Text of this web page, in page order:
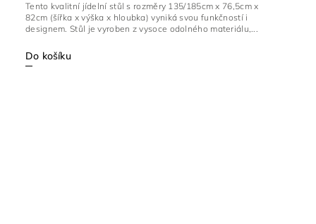
Do košíku
Tento kvalitní jídelní stůl s rozměry 135/185cm x 76,5cm x
82cm (šířka x výška x hloubka) vyniká svou funkčností i
designem. Stůl je vyroben z vysoce odolného materiálu,...